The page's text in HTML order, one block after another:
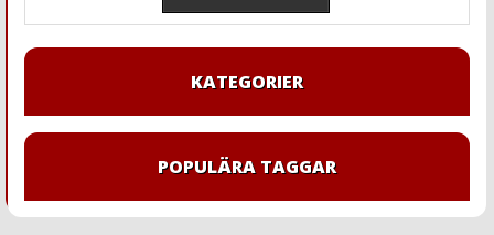
KATEGORIER
POPULÄRA TAGGAR